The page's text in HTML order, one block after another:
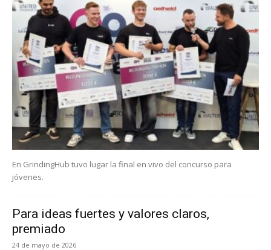
En GrindingHub tuvo lugar la final en vivo del concurso para
jóvenes.
Para ideas fuertes y valores claros,
premiado
24 de mayo de 2026